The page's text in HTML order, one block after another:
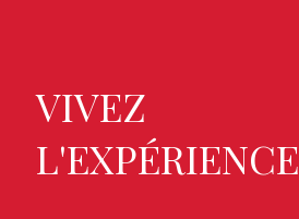
VIVEZ
L'EXPÉRIENCE